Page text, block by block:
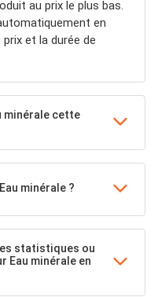
au prix le plus bas.
en
et la durée de
minérale cette
minérale ?
statistiques ou
Eau minérale en